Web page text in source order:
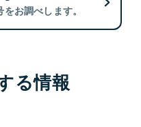
お調べします。
る情報